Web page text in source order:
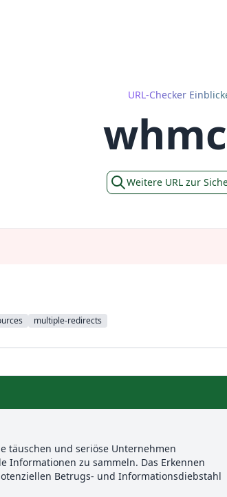
URL-Checker
Weitere URL zur
multiple-redirects
täuschen und seriöse Unternehmen
Informationen zu sammeln. Das Erkennen
Betrugs- und Informationsdiebstahl